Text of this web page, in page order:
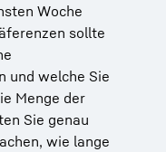
Woche
sollte
und welche Sie
Menge der
Sie genau
wie lange